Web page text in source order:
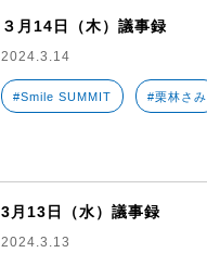
３月14日（木）議事録
2024.3.14
#Smile SUMMIT #栗林さみ
3月13日（水）議事録
2024.3.13